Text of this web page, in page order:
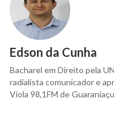
Edson da Cunha
Bacharel em Direito pela
radialista comunicador e
Viola 98,1FM de